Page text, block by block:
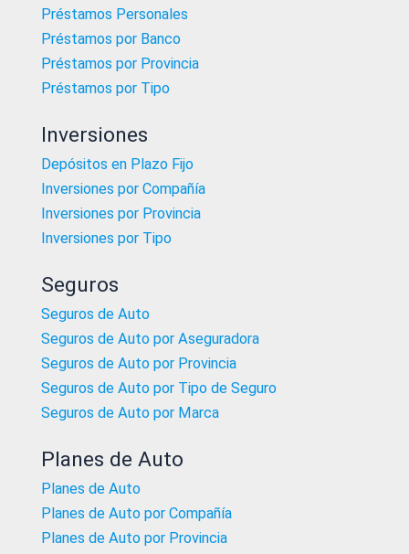
Préstamos Personales
Préstamos por Banco
Préstamos por Provincia
Préstamos por Tipo
Inversiones
Depósitos en Plazo Fijo
Inversiones por Compañía
Inversiones por Provincia
Inversiones por Tipo
Seguros
Seguros de Auto
Seguros de Auto por Aseguradora
Seguros de Auto por Provincia
Seguros de Auto por Tipo de Seguro
Seguros de Auto por Marca
Planes de Auto
Planes de Auto
Planes de Auto por Compañía
Planes de Auto por Provincia